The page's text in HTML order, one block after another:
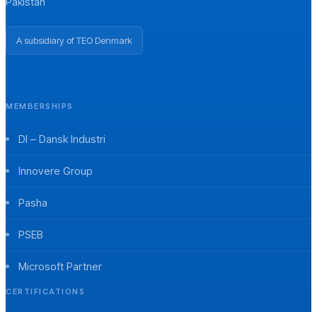
A subsidiary of TEO Denmark
MEMBERSHIPS
DI – Dansk Industri
Innovere Group
Pasha
PSEB
Microsoft Partner
CERTIFICATIONS